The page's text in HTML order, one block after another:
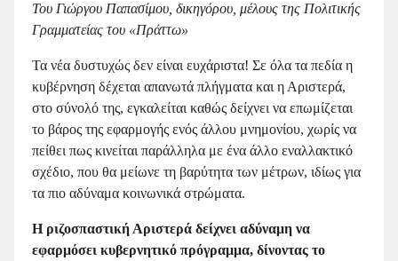
Του Γιώργου Παπασίμου, δικηγόρου, μέλους της Πολιτικής
Γραμματείας του «Πράττω»
Τα νέα δυστυχώς δεν είναι ευχάριστα! Σε όλα τα πεδία η
κυβέρνηση δέχεται απανωτά πλήγματα και η Αριστερά,
στο σύνολό της, εγκαλείται καθώς δείχνει να επωμίζεται
το βάρος της εφαρμογής ενός άλλου μνημονίου, χωρίς να
πείθει πως κινείται παράλληλα με ένα άλλο εναλλακτικό
σχέδιο, που θα μείωνε τη βαρύτητα των μέτρων, ιδίως για
τα πιο αδύναμα κοινωνικά στρώματα.
Η ριζοσπαστική Αριστερά δείχνει αδύναμη να
εφαρμόσει κυβερνητικό πρόγραμμα, δίνοντας το